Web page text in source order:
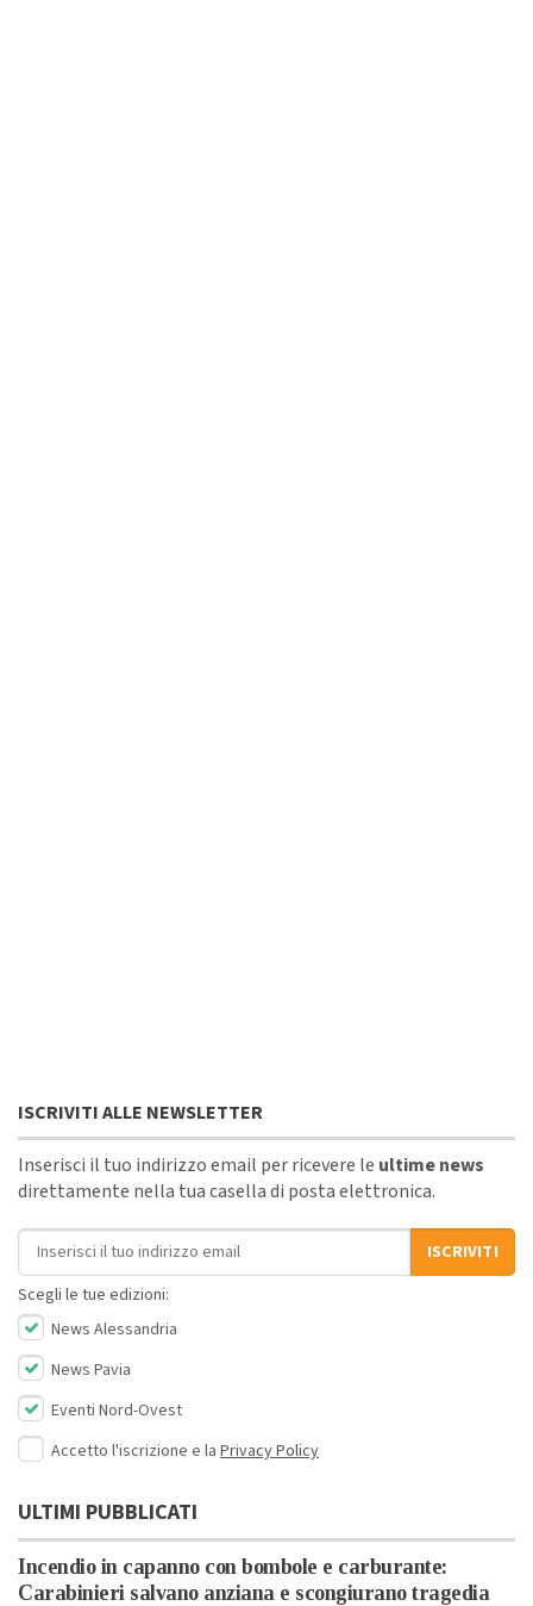
ISCRIVITI ALLE NEWSLETTER
Inserisci il tuo indirizzo email per ricevere le ultime news
direttamente nella tua casella di posta elettronica.
Indirizzo email
ISCRIVITI
Scegli le tue edizioni:
News Alessandria
News Pavia
Eventi Nord-Ovest
Accetto l'iscrizione e la Privacy Policy
ULTIMI PUBBLICATI
Incendio in capanno con bombole e carburante:
Carabinieri salvano anziana e scongiurano tragedia